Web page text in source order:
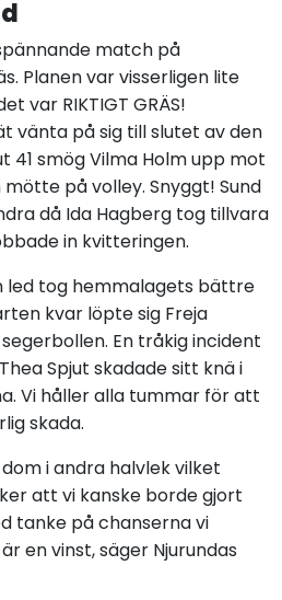
match på
Planen var visserligen lite
var RIKTIGT GRÄS!
vänta på sig till slutet av den
41 smög Vilma Holm upp mot
på volley. Snyggt! Sund
då Ida Hagberg tog tillvara
in kvitteringen.
tog hemmalagets bättre
kvar löpte sig Freja
En tråkig incident
Spjut skadade sitt knä i
Vi håller alla tummar för att
skada.
i andra halvlek vilket
att vi kanske borde gjort
tanke på chanserna vi
en vinst, säger Njurundas